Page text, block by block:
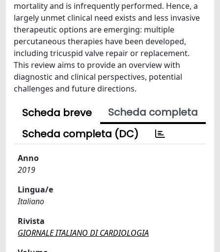
mortality and is infrequently performed. Hence, a
largely unmet clinical need exists and less invasive
therapeutic options are emerging: multiple
percutaneous therapies have been developed,
including tricuspid valve repair or replacement.
This review aims to provide an overview with
diagnostic and clinical perspectives, potential
challenges and future directions.
Scheda breve
Scheda completa
Scheda completa (DC)
Anno
2019
Lingua/e
Italiano
Rivista
GIORNALE ITALIANO DI CARDIOLOGIA